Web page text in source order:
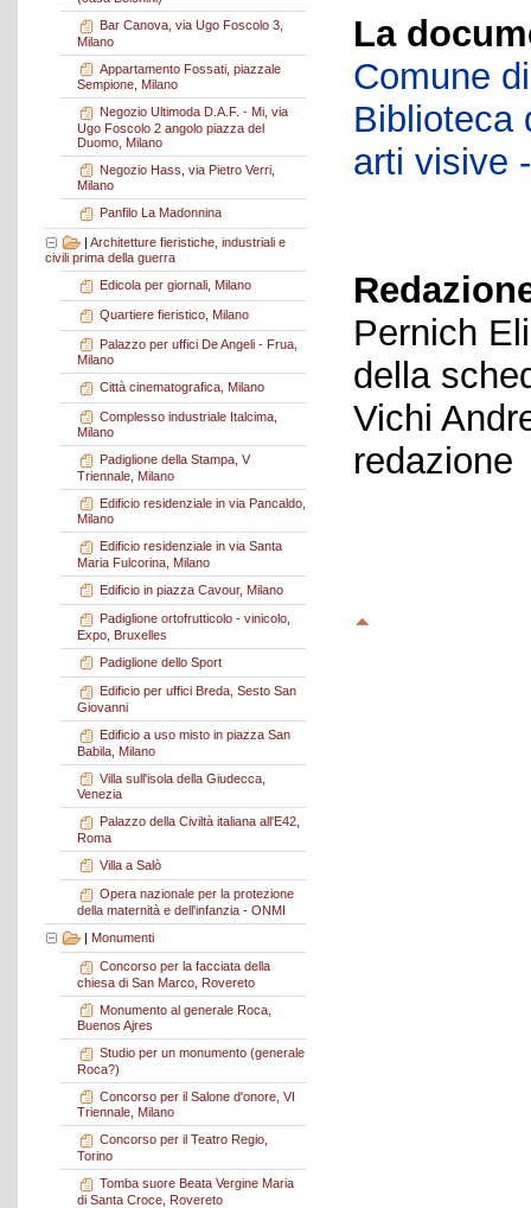
Bar Canova, via Ugo Foscolo 3,
Milano
Appartamento Fossati, piazzale
Sempione, Milano
Negozio Ultimoda D.A.F. - Mi, via
Ugo Foscolo 2 angolo piazza del
Duomo, Milano
Negozio Hass, via Pietro Verri,
Milano
Panfilo La Madonnina
| Architetture fieristiche, industriali e
civili prima della guerra
Edicola per giornali, Milano
Quartiere fieristico, Milano
Palazzo per uffici De Angeli - Frua,
Milano
Città cinematografica, Milano
Complesso industriale Italcima,
Milano
Padiglione della Stampa, V
Triennale, Milano
Edificio residenziale in via Pancaldo,
Milano
Edificio residenziale in via Santa
Maria Fulcorina, Milano
Edificio in piazza Cavour, Milano
Padiglione ortofrutticolo - vinicolo,
Expo, Bruxelles
Padiglione dello Sport
Edificio per uffici Breda, Sesto San
Giovanni
Edificio a uso misto in piazza San
Babila, Milano
Villa sull'isola della Giudecca,
Venezia
Palazzo della Civiltà italiana all'E42,
Roma
Villa a Salò
Opera nazionale per la protezione
della maternità e dell'infanzia - ONMI
| Monumenti
Concorso per la facciata della
chiesa di San Marco, Rovereto
Monumento al generale Roca,
Buenos Ajres
Studio per un monumento (generale
Roca?)
Concorso per il Salone d'onore, VI
Triennale, Milano
Concorso per il Teatro Regio,
Torino
Tomba suore Beata Vergine Maria
di Santa Croce, Rovereto
La
Comune
Biblioteca
arti visive
Pernich
della
Vichi
redazione